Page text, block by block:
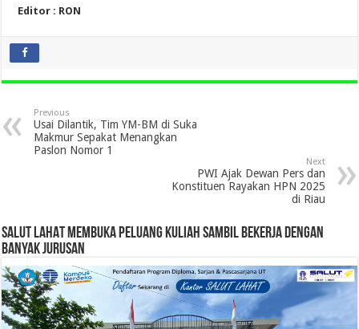
Editor : RON
Previous
Usai Dilantik, Tim YM-BM di Suka
Makmur Sepakat Menangkan
Paslon Nomor 1
Next
PWI Ajak Dewan Pers dan
Konstituen Rayakan HPN 2025
di Riau
SALUT LAHAT MEMBUKA PELUANG KULIAH SAMBIL BEKERJA DENGAN
BANYAK JURUSAN